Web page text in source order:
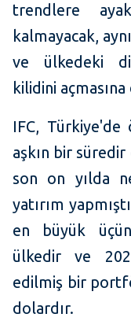
trendlere
kalmayacak,
ve ülkedeki
kilidini
IFC, Türkiye'de
aşkın bir
son on yılda
yatırım
en büyük
ülkedir ve
edilmiş bir
dolardır.